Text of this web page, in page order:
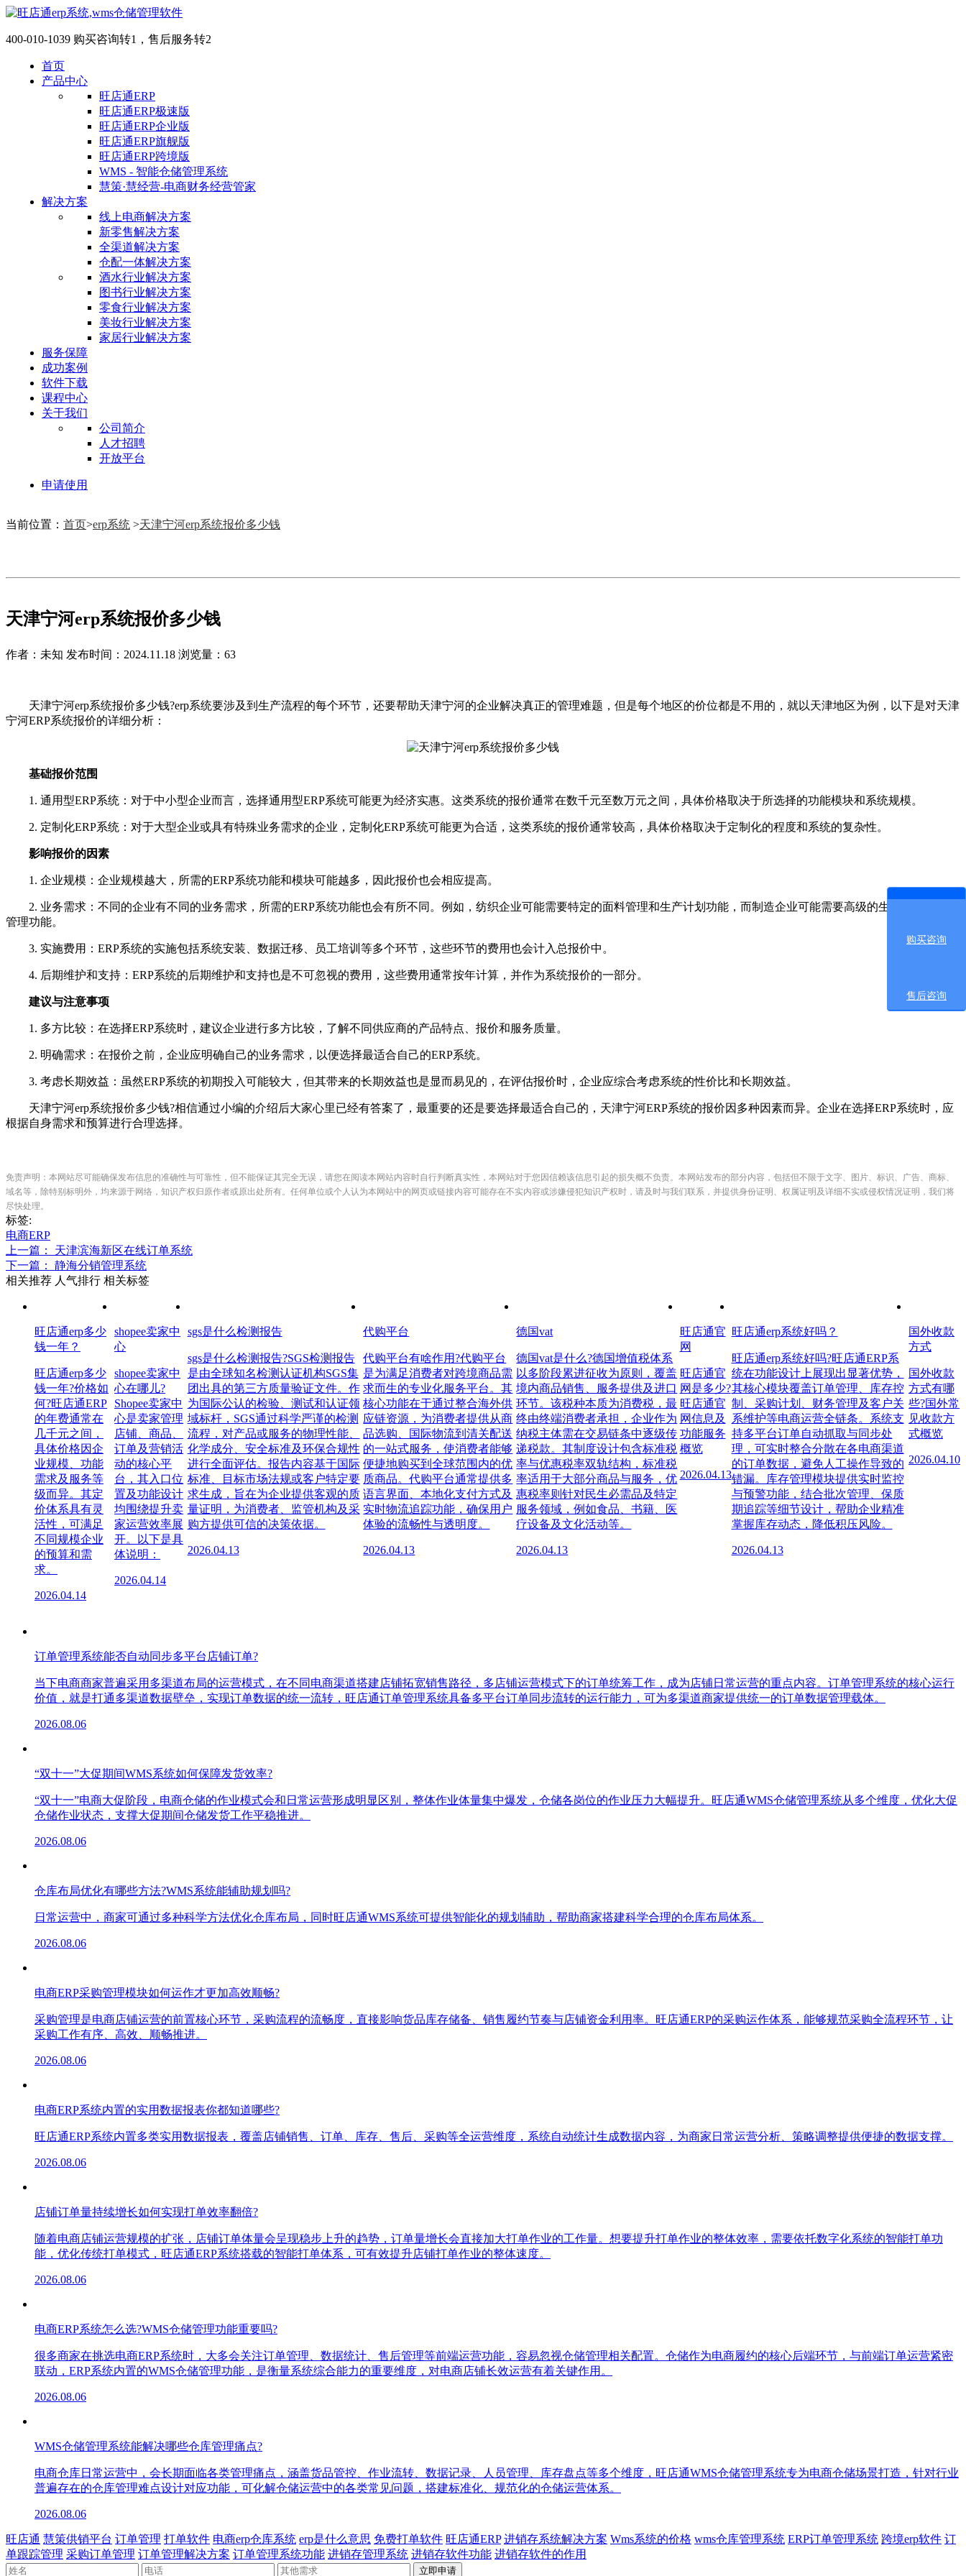
400-010-1039 购买咨询转1，售后服务转2
首页
产品中心
旺店通ERP
旺店通ERP极速版
旺店通ERP企业版
旺店通ERP旗舰版
旺店通ERP跨境版
WMS - 智能仓储管理系统
慧策·慧经营-电商财务经营管家
解决方案
线上电商解决方案
新零售解决方案
全渠道解决方案
仓配一体解决方案
酒水行业解决方案
图书行业解决方案
零食行业解决方案
美妆行业解决方案
家居行业解决方案
服务保障
成功案例
软件下载
课程中心
关于我们
公司简介
人才招聘
开放平台
申请使用
当前位置： 首页>erp系统 >天津宁河erp系统报价多少钱
天津宁河erp系统报价多少钱
作者：未知 发布时间：2024.11.18 浏览量：63
天津宁河erp系统报价多少钱?erp系统要涉及到生产流程的每个环节，还要帮助天津宁河的企业解决真正的管理难题，但是每个地区的价位都是不用的，就以天津地区为例，以下是对天津
宁河ERP系统报价的详细分析：
基础报价范围
1. 通用型ERP系统：对于中小型企业而言，选择通用型ERP系统可能更为经济实惠。这类系统的报价通常在数千元至数万元之间，具体价格取决于所选择的功能模块和系统规模。
2. 定制化ERP系统：对于大型企业或具有特殊业务需求的企业，定制化ERP系统可能更为合适，这类系统的报价通常较高，具体价格取决于定制化的程度和系统的复杂性。
影响报价的因素
1. 企业规模：企业规模越大，所需的ERP系统功能和模块可能越多，因此报价也会相应提高。
2. 业务需求：不同的企业有不同的业务需求，所需的ERP系统功能也会有所不同。例如，纺织企业可能需要特定的面料管理和生产计划功能，而制造企业可能需要高级的生产调度和质量
管理功能。
3. 实施费用：ERP系统的实施包括系统安装、数据迁移、员工培训等多个环节，这些环节的费用也会计入总报价中。
4. 后期维护和支持：ERP系统的后期维护和支持也是不可忽视的费用，这些费用通常按年计算，并作为系统报价的一部分。
建议与注意事项
1. 多方比较：在选择ERP系统时，建议企业进行多方比较，了解不同供应商的产品特点、报价和服务质量。
2. 明确需求：在报价之前，企业应明确自己的业务需求，以便选择最适合自己的ERP系统。
3. 考虑长期效益：虽然ERP系统的初期投入可能较大，但其带来的长期效益也是显而易见的，在评估报价时，企业应综合考虑系统的性价比和长期效益。
天津宁河erp系统报价多少钱?相信通过小编的介绍后大家心里已经有答案了，最重要的还是要选择最适合自己的，天津宁河ERP系统的报价因多种因素而异。企业在选择ERP系统时，应
根据自身需求和预算进行合理选择。
免责声明：本网站尽可能确保发布信息的准确性与可靠性，但不能保证其完全无误，请您在阅读本网站内容时自行判断真实性，本网站对于您因信赖该信息引起的损失概不负责。本网站发布的部分内容，包括但不限于文字、图片、标识、广告、商标、
域名等，除特别标明外，均来源于网络，知识产权归原作者或原出处所有。任何单位或个人认为本网站中的网页或链接内容可能存在不实内容或涉嫌侵犯知识产权时，请及时与我们联系，并提供身份证明、权属证明及详细不实或侵权情况证明，我们将
尽快处理。
标签:
电商ERP
上一篇： 天津滨海新区在线订单系统
下一篇： 静海分销管理系统
相关推荐 人气排行 相关标签
旺店通erp多少
钱一年？
旺店通erp多少
钱一年?价格如
何?旺店通ERP
的年费通常在
几千元之间，
具体价格因企
业规模、功能
需求及服务等
级而异。其定
价体系具有灵
活性，可满足
不同规模企业
的预算和需
求。
2026.04.14
shopee卖家中
心
shopee卖家中
心在哪儿?
Shopee卖家中
心是卖家管理
店铺、商品、
订单及营销活
动的核心平
台，其入口位
置及功能设计
均围绕提升卖
家运营效率展
开。以下是具
体说明：
2026.04.14
sgs是什么检测报告
sgs是什么检测报告?SGS检测报告
是由全球知名检测认证机构SGS集
团出具的第三方质量验证文件。作
为国际公认的检验、测试和认证领
域标杆，SGS通过科学严谨的检测
流程，对产品或服务的物理性能、
化学成分、安全标准及环保合规性
进行全面评估。报告内容基于国际
标准、目标市场法规或客户特定要
求生成，旨在为企业提供客观的质
量证明，为消费者、监管机构及采
购方提供可信的决策依据。
2026.04.13
代购平台
代购平台有啥作用?代购平台
是为满足消费者对跨境商品需
求而生的专业化服务平台。其
核心功能在于通过整合海外供
应链资源，为消费者提供从商
品选购、国际物流到清关配送
的一站式服务，使消费者能够
便捷地购买到全球范围内的优
质商品。代购平台通常提供多
语言界面、本地化支付方式及
实时物流追踪功能，确保用户
体验的流畅性与透明度。
2026.04.13
德国vat
德国vat是什么?德国增值税体系
以多阶段累进征收为原则，覆盖
境内商品销售、服务提供及进口
环节。该税种本质为消费税，最
终由终端消费者承担，企业作为
纳税主体需在交易链条中逐级传
递税款。其制度设计包含标准税
率与优惠税率双轨结构，标准税
率适用于大部分商品与服务，优
惠税率则针对民生必需品及特定
服务领域，例如食品、书籍、医
疗设备及文化活动等。
2026.04.13
旺店通官
网
旺店通官
网是多少?
旺店通官
网信息及
功能服务
概览
2026.04.13
旺店通erp系统好吗？
旺店通erp系统好吗?旺店通ERP系
统在功能设计上展现出显著优势，
其核心模块覆盖订单管理、库存控
制、采购计划、财务管理及客户关
系维护等电商运营全链条。系统支
持多平台订单自动抓取与同步处
理，可实时整合分散在各电商渠道
的订单数据，避免人工操作导致的
错漏。库存管理模块提供实时监控
与预警功能，结合批次管理、保质
期追踪等细节设计，帮助企业精准
掌握库存动态，降低积压风险。
2026.04.13
国外收款
方式
国外收款
方式有哪
些?国外常
见收款方
式概览
2026.04.10
订单管理系统能否自动同步多平台店铺订单?
当下电商商家普遍采用多渠道布局的运营模式，在不同电商渠道搭建店铺拓宽销售路径，多店铺运营模式下的订单统筹工作，成为店铺日常运营的重点内容。订单管理系统的核心运行
价值，就是打通多渠道数据壁垒，实现订单数据的统一流转，旺店通订单管理系统具备多平台订单同步流转的运行能力，可为多渠道商家提供统一的订单数据管理载体。
2026.08.06
“双十一”大促期间WMS系统如何保障发货效率?
“双十一”电商大促阶段，电商仓储的作业模式会和日常运营形成明显区别，整体作业体量集中爆发，仓储各岗位的作业压力大幅提升。旺店通WMS仓储管理系统从多个维度，优化大促
仓储作业状态，支撑大促期间仓储发货工作平稳推进。
2026.08.06
仓库布局优化有哪些方法?WMS系统能辅助规划吗?
日常运营中，商家可通过多种科学方法优化仓库布局，同时旺店通WMS系统可提供智能化的规划辅助，帮助商家搭建科学合理的仓库布局体系。
2026.08.06
电商ERP采购管理模块如何运作才更加高效顺畅?
采购管理是电商店铺运营的前置核心环节，采购流程的流畅度，直接影响货品库存储备、销售履约节奏与店铺资金利用率。旺店通ERP的采购运作体系，能够规范采购全流程环节，让
采购工作有序、高效、顺畅推进。
2026.08.06
电商ERP系统内置的实用数据报表你都知道哪些?
旺店通ERP系统内置多类实用数据报表，覆盖店铺销售、订单、库存、售后、采购等全运营维度，系统自动统计生成数据内容，为商家日常运营分析、策略调整提供便捷的数据支撑。
2026.08.06
店铺订单量持续增长如何实现打单效率翻倍?
随着电商店铺运营规模的扩张，店铺订单体量会呈现稳步上升的趋势，订单量增长会直接加大打单作业的工作量。想要提升打单作业的整体效率，需要依托数字化系统的智能打单功
能，优化传统打单模式，旺店通ERP系统搭载的智能打单体系，可有效提升店铺打单作业的整体速度。
2026.08.06
电商ERP系统怎么选?WMS仓储管理功能重要吗?
很多商家在挑选电商ERP系统时，大多会关注订单管理、数据统计、售后管理等前端运营功能，容易忽视仓储管理相关配置。仓储作为电商履约的核心后端环节，与前端订单运营紧密
联动，ERP系统内置的WMS仓储管理功能，是衡量系统综合能力的重要维度，对电商店铺长效运营有着关键作用。
2026.08.06
WMS仓储管理系统能解决哪些仓库管理痛点?
电商仓库日常运营中，会长期面临各类管理痛点，涵盖货品管控、作业流转、数据记录、人员管理、库存盘点等多个维度，旺店通WMS仓储管理系统专为电商仓储场景打造，针对行业
普遍存在的仓库管理难点设计对应功能，可化解仓储运营中的各类常见问题，搭建标准化、规范化的仓储运营体系。
2026.08.06
旺店通 慧策供销平台 订单管理 打单软件 电商erp仓库系统 erp是什么意思 免费打单软件 旺店通ERP 进销存系统解决方案 Wms系统的价格 wms仓库管理系统 ERP订单管理系统 跨境erp软件 订
单跟踪管理 采购订单管理 订单管理解决方案 订单管理系统功能 进销存管理系统 进销存软件功能 进销存软件的作用
立即申请
购买咨询
售后咨询